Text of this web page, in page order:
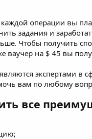
операции вы
задания и
Чтобы получить
на $ 45 вы
экспертами
вам по любому
все